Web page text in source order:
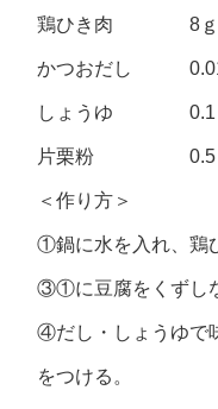
鶏ひき肉 8ｇ
かつおだし
しょうゆ 0.1
片栗粉 0.5
＜作り方＞
①鍋に水を入れ、鶏
③①に豆腐をくずし
④だし・しょうゆで
をつける。